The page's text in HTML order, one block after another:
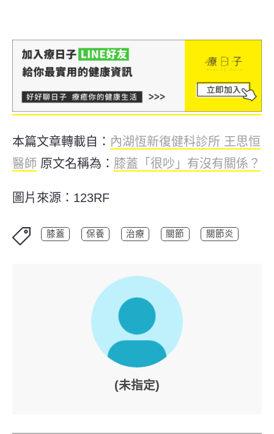
本篇文章轉載自： 內湖恆新復健科診所 王思恒
醫師 原文名稱為： 膝蓋「很吵」有沒有關係？
圖片來源：123RF
膝蓋 保養 治療 關節 關節炎
(未指定)